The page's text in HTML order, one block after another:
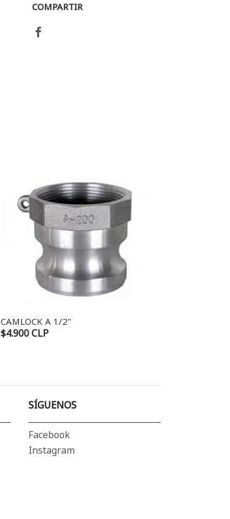
COMPARTIR
CAMLOCK A 1/2"
$4.900 CLP
SÍGUENOS
Facebook
Instagram